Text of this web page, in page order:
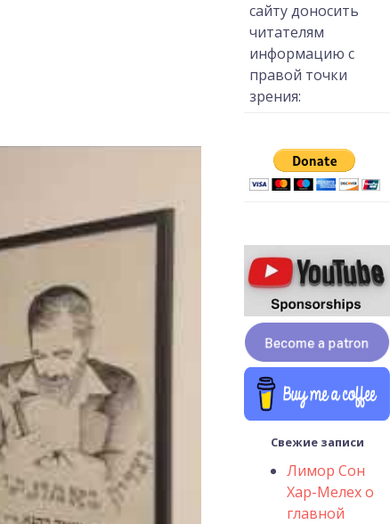
сайту доносить
читателям
информацию с
правой точки
зрения:
Свежие записи
Лимор Сон
Хар-Мелех о
главной